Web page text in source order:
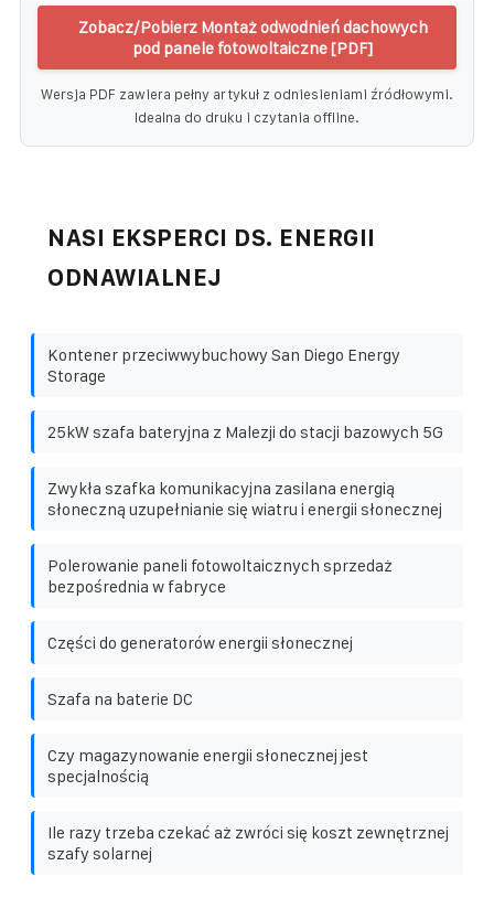
Zobacz/Pobierz Montaż odwodnień dachowych
pod panele fotowoltaiczne [PDF]
Wersja PDF zawiera pełny artykuł z odniesieniami źródłowymi.
Idealna do druku i czytania offline.
NASI EKSPERCI DS. ENERGII
ODNAWIALNEJ
Kontener przeciwwybuchowy San Diego Energy
Storage
25kW szafa bateryjna z Malezji do stacji bazowych 5G
Zwykła szafka komunikacyjna zasilana energią
słoneczną uzupełnianie się wiatru i energii słonecznej
Polerowanie paneli fotowoltaicznych sprzedaż
bezpośrednia w fabryce
Części do generatorów energii słonecznej
Szafa na baterie DC
Czy magazynowanie energii słonecznej jest
specjalnością
Ile razy trzeba czekać aż zwróci się koszt zewnętrznej
szafy solarnej